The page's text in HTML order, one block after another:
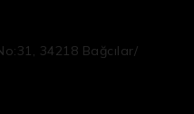
34218 Bağcılar/